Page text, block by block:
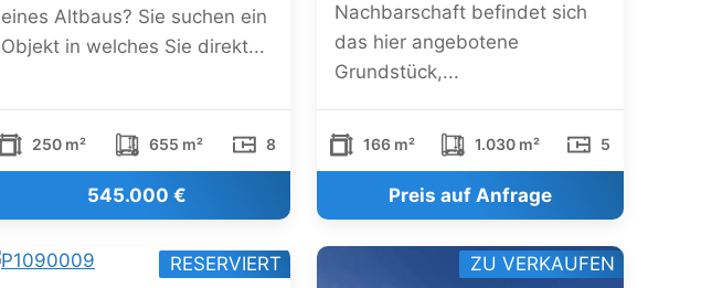
eines Altbaus? Sie suchen ein
Objekt in welches Sie direkt...
250 m² 655 m² 8
545.000 €
Nachbarschaft befindet sich
das hier angebotene
Grundstück,...
166 m² 1.030 m² 5
Preis auf Anfrage
RESERVIERT ZU VERKAUFEN